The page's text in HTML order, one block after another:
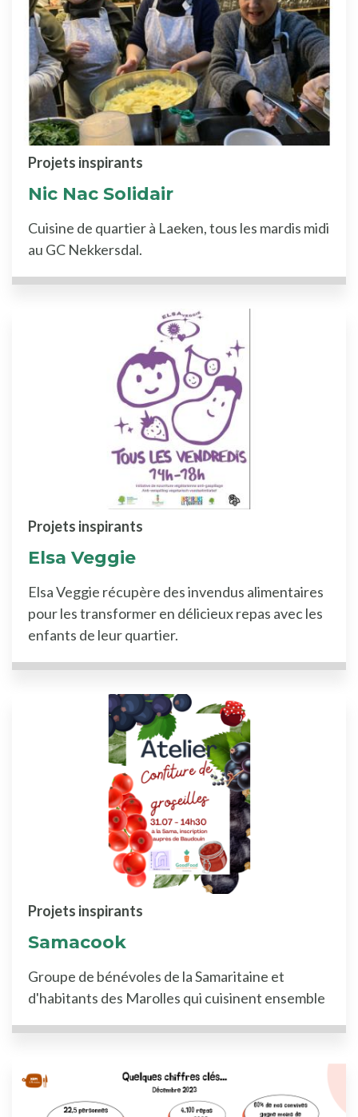
Nic Nac Solidair
Projets inspirants
Cuisine de quartier à Laeken, tous les mardis midi
au GC Nekkersdal.
Elsa Veggie
Projets inspirants
Elsa Veggie récupère des invendus alimentaires
pour les transformer en délicieux repas avec les
enfants de leur quartier.
Samacook
Projets inspirants
Groupe de bénévoles de la Samaritaine et
d'habitants des Marolles qui cuisinent ensemble